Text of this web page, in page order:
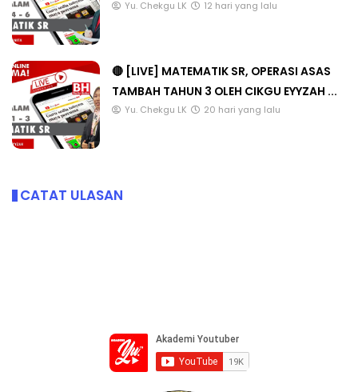
Yu. Chekgu LK 12 hari yang lalu
🔴 [LIVE] MATEMATIK SR, OPERASI ASAS
TAMBAH TAHUN 3 OLEH CIKGU EYYZAH ...
Yu. Chekgu LK 20 hari yang lalu
CATAT ULASAN